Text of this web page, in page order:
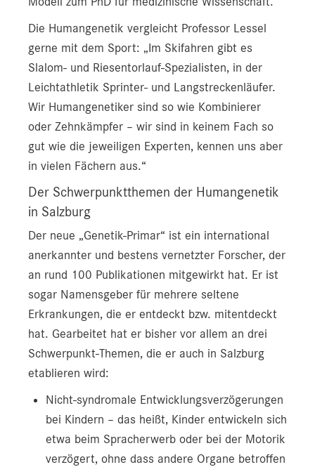
Die Humangenetik vergleicht Professor Lessel
gerne mit dem Sport: „Im Skifahren gibt es
Slalom- und Riesentorlauf-Spezialisten, in der
Leichtathletik Sprinter- und Langstreckenläufer.
Wir Humangenetiker sind so wie Kombinierer
oder Zehnkämpfer – wir sind in keinem Fach so
gut wie die jeweiligen Experten, kennen uns aber
in vielen Fächern aus.“
Der Schwerpunktthemen der Humangenetik
in Salzburg
Der neue „Genetik-Primar“ ist ein international
anerkannter und bestens vernetzter Forscher, der
an rund 100 Publikationen mitgewirkt hat. Er ist
sogar Namensgeber für mehrere seltene
Erkrankungen, die er entdeckt bzw. mitentdeckt
hat. Gearbeitet hat er bisher vor allem an drei
Schwerpunkt-Themen, die er auch in Salzburg
etablieren wird:
Nicht-syndromale Entwicklungsverzögerungen
bei Kindern – das heißt, Kinder entwickeln sich
etwa beim Spracherwerb oder bei der Motorik
verzögert, ohne dass andere Organe betroffen